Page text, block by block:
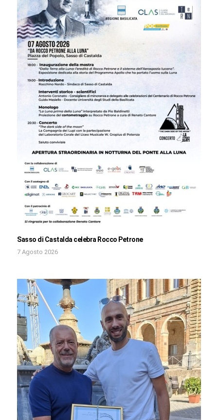
Sasso di Castalda celebra Rocco Petrone
7 Agosto 2026